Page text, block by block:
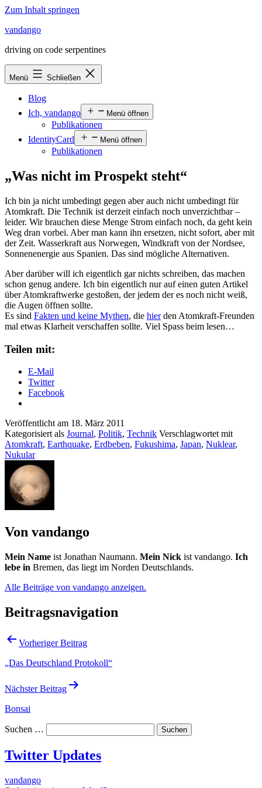
Zum Inhalt springen
vandango
driving on code serpentines
Menü Schließen
Blog
Ich, vandango
Menü öffnen
Publikationen
IdentityCard
Menü öffnen
Publikationen
„Was nicht im Prospekt steht“
Ich bin ja nicht umbedingt gegen aber auch nicht umbedingt für
Atomkraft. Die Technik ist derzeit einfach noch unverzichtbar –
leider. Wir brauchen diese Menge Strom einfach noch, da geht kein
Weg dran vorbei. Aber man kann ihn ersetzen, nicht sofort, aber mit
der Zeit. Wasserkraft aus Norwegen, Windkraft von der Nordsee,
Sonnenenergie aus Spanien. Das sind mögliche Alternativen.
Aber darüber will ich eigentlich gar nichts schreiben, das machen
schon genug andere. Ich bin eigentlich nur auf einen guten Artikel
über Atomkraftwerke gestoßen, der jedem der es noch nicht weiß,
die Augen öffnen sollte.
Es sind Fakten und keine Mythen, die hierden Atomkraft-Freunden
mal etwas Klarheit verschaffen sollte. Viel Spass beim lesen…
Teilen mit:
E-Mail
Twitter
Facebook
Veröffentlicht am 18. März 2011
Kategorisiert als Journal, Politik, Technik Verschlagwortet mit
Atomkraft, Earthquake, Erdbeben, Fukushima, Japan, Nuklear,
Nukular
Von vandango
Mein Name ist Jonathan Naumann. Mein Nick ist vandango. Ich
lebe in Bremen, das liegt im Norden Deutschlands.
Alle Beiträge von vandango anzeigen.
Beitragsnavigation
Vorheriger Beitrag
„Das Deutschland Protokoll“
Nächster Beitrag
Bonsai
Suchen …
Twitter Updates
vandango